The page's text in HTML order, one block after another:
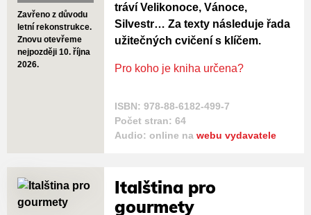
tráví Velikonoce, Vánoce,
Silvestr… Za texty následuje řada
užitečných cvičení s klíčem.
Pro koho je kniha určena?
ISBN: 978-88-6182-499-7
Počet stran: 64
Audio: online na webu vydavatele
Zavřeno z důvodu
letní rekonstrukce.
Znovu otevřeme
nejpozději 10. října
2026.
Italština pro
gourmety